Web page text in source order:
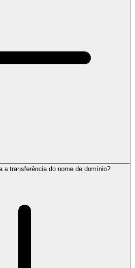
a transferência do nome de domínio?